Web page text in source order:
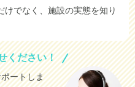
でなく、施設の実態を知り
ください！
ートしま